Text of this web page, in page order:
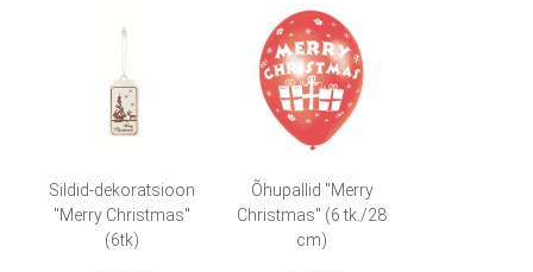
Sildid-dekoratsioon
"Merry Christmas"
(6tk)
Õhupallid "Merry
Christmas" (6 tk./28
cm)